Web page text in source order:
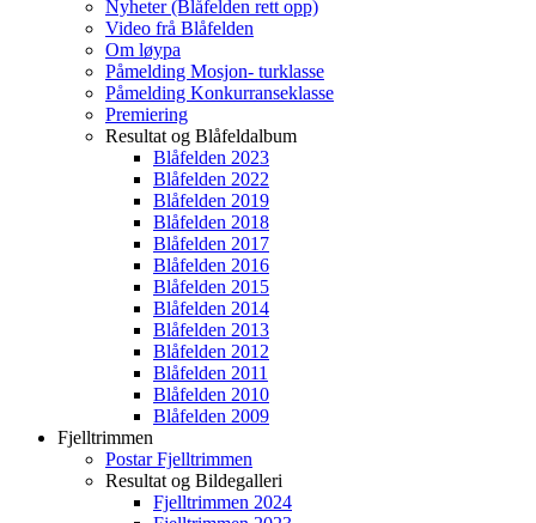
Nyheter (Blåfelden rett opp)
Video frå Blåfelden
Om løypa
Påmelding Mosjon- turklasse
Påmelding Konkurranseklasse
Premiering
Resultat og Blåfeldalbum
Blåfelden 2023
Blåfelden 2022
Blåfelden 2019
Blåfelden 2018
Blåfelden 2017
Blåfelden 2016
Blåfelden 2015
Blåfelden 2014
Blåfelden 2013
Blåfelden 2012
Blåfelden 2011
Blåfelden 2010
Blåfelden 2009
Fjelltrimmen
Postar Fjelltrimmen
Resultat og Bildegalleri
Fjelltrimmen 2024